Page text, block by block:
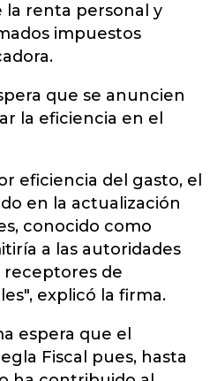
la renta personal y
impuestos
que se anuncien
la eficiencia en el
eficiencia del gasto, el
en la actualización
conocido como
a las autoridades
receptores de
explicó la firma.
espera que el
Fiscal pues, hasta